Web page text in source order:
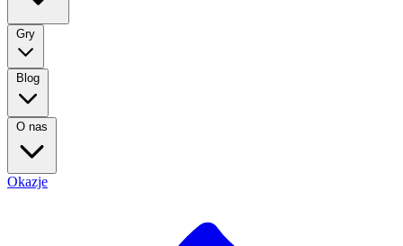
Gry
Blog
O nas
Okazje